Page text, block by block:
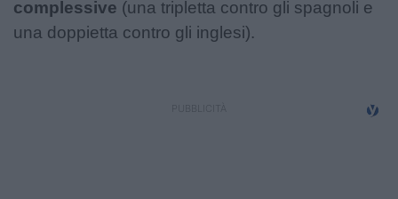
complessive (una tripletta contro gli spagnoli e
una doppietta contro gli inglesi).